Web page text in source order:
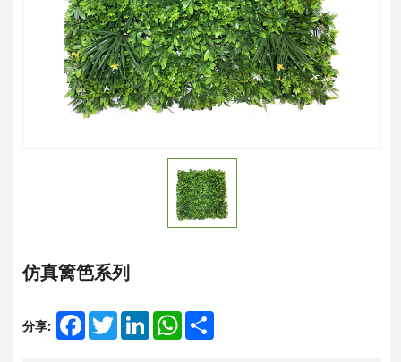
仿真篱笆系列
分享: Facebook
TwitterLinkedInWhatsApp